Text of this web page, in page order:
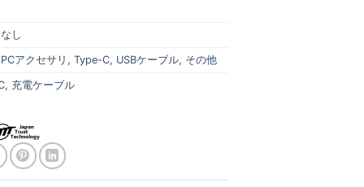
し
PCアクセサリ , Type-C, USBケーブル, その他
, 充電ケーブル